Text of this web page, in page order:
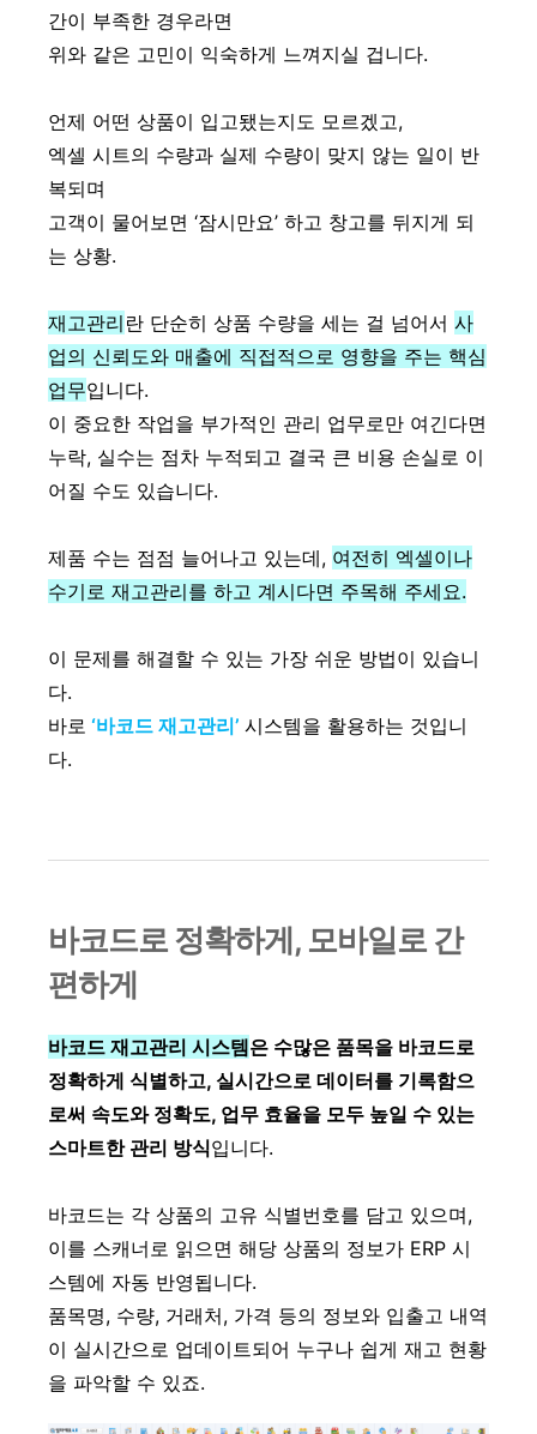
간이 부족한 경우라면
위와 같은 고민이 익숙하게 느껴지실 겁니다.
언제 어떤 상품이 입고됐는지도 모르겠고,
엑셀 시트의 수량과 실제 수량이 맞지 않는 일이 반
복되며
고객이 물어보면 ‘잠시만요’ 하고 창고를 뒤지게 되
는 상황.
재고관리 란 단순히 상품 수량을 세는 걸 넘어서 사
업의 신뢰도와 매출에 직접적으로 영향을 주는 핵심
업무입니다.
이 중요한 작업을 부가적인 관리 업무로만 여긴다면
누락, 실수는 점차 누적되고 결국 큰 비용 손실로 이
어질 수도 있습니다.
제품 수는 점점 늘어나고 있는데, 여전히 엑셀이나
수기로 재고관리를 하고 계시다면 주목해 주세요.
이 문제를 해결할 수 있는 가장 쉬운 방법이 있습니
다.
바로 ‘바코드 재고관리’ 시스템을 활용하는 것입니
다.
바코드로 정확하게, 모바일로 간
편하게
바코드 재고관리 시스템은 수많은 품목을 바코드로
정확하게 식별하고, 실시간으로 데이터를 기록함으
로써 속도와 정확도, 업무 효율을 모두 높일 수 있는
스마트한 관리 방식입니다.
바코드는 각 상품의 고유 식별번호를 담고 있으며,
이를 스캐너로 읽으면 해당 상품의 정보가 ERP 시
스템에 자동 반영됩니다.
품목명, 수량, 거래처, 가격 등의 정보와 입출고 내역
이 실시간으로 업데이트되어 누구나 쉽게 재고 현황
을 파악할 수 있죠.